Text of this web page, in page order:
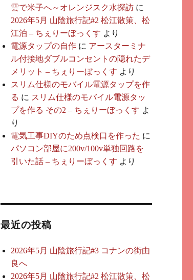
雲で米子へ～オレンジスク水探訪に
2026年5月 山陰旅行記#2 松江散策、松
江泊 – ちぇりーぼっくす より
電源タップの自作に アースターミナ
ル付接地ダブルコンセントの隠れたデ
メリット – ちぇりーぼっくす より
スリム仕様のモバイル電源タップを作
る に スリム仕様のモバイル電源タッ
プを作る その2 – ちぇりーぼっくす よ
り
電気工事DIYのため点検口を作った に
パソコン部屋に200v/100v単独回路を
引いた話 – ちぇりーぼっくす より
最近の投稿
2026年5月 山陰旅行記#3 コナンの街由
良へ
2026年5月 山陰旅行記#2 松江散策、松